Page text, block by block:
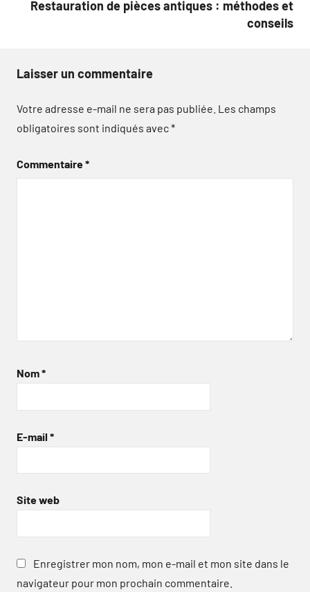
Restauration de pièces antiques : méthodes et
conseils
Laisser un commentaire
Votre adresse e-mail ne sera pas publiée. Les champs
obligatoires sont indiqués avec*
Commentaire*
Nom*
E-mail *
Site web
Enregistrer mon nom, mon e-mail et mon site dans le
navigateur pour mon prochain commentaire.